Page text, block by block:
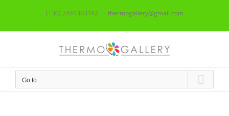
(+30) 2441303162 | thermogallery@gmail.com
Go to...